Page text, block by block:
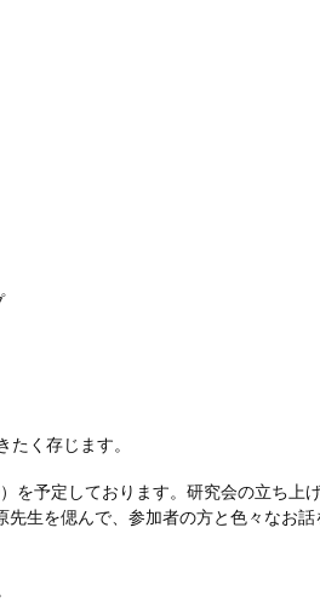
く存じます。
を予定しております。研究会の立ち上
生を偲んで、参加者の方と色々なお